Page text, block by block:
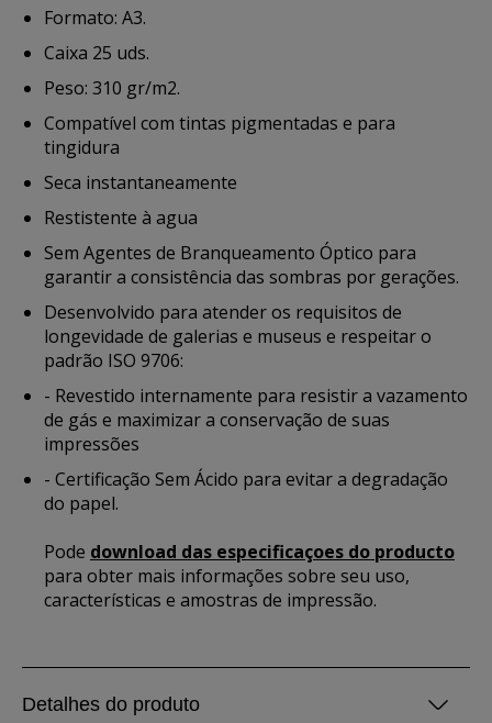
Formato: A3.
Caixa 25 uds.
Peso: 310 gr/m2.
Compatível com tintas pigmentadas e para
tingidura
Seca instantaneamente
Restistente à agua
Sem Agentes de Branqueamento Óptico para
garantir a consistência das sombras por gerações.
Desenvolvido para atender os requisitos de
longevidade de galerias e museus e respeitar o
padrão ISO 9706:
- Revestido internamente para resistir a vazamento
de gás e maximizar a conservação de suas
impressões
- Certificação Sem Ácido para evitar a degradação
do papel.
Pode download das especificaçoes do producto
para obter mais informações sobre seu uso,
características e amostras de impressão.
Detalhes do produto